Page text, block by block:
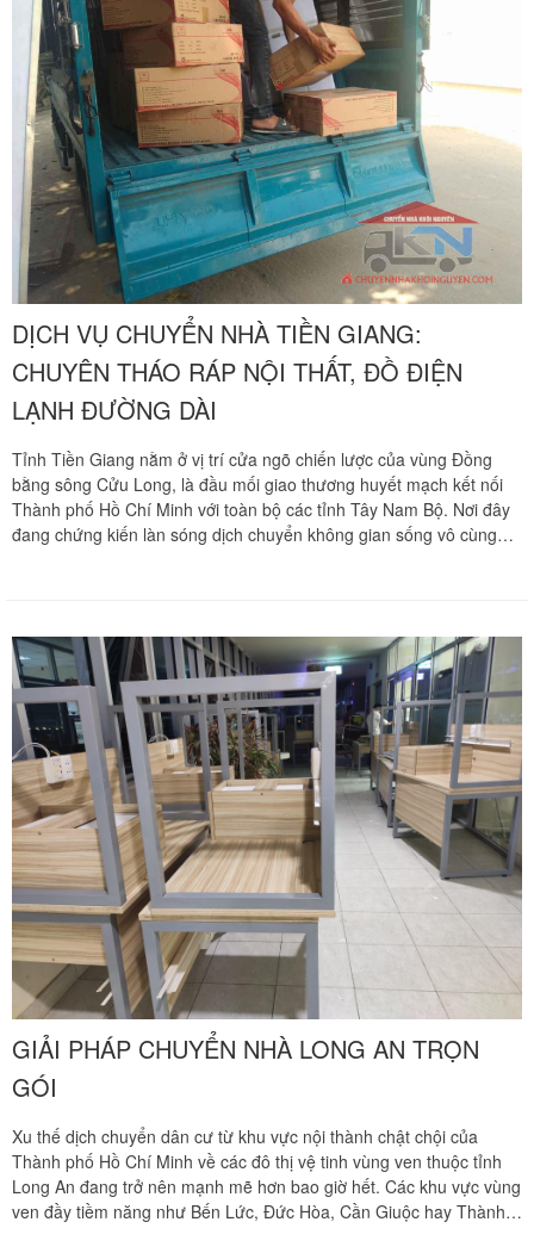
món nội thất gỗ quý và thiết bị điện tử nhạy cảm nếu không có kỹ
thuật bọc lót chuyên sâu và phương án vận tải phù hợp. Chuyển
nhà Khôi Nguyên mang đến phương án chuyển nhà trọn gói liên
tỉnh chuyên nghiệp, tích hợp đội thợ mộc mỹ nghệ và đội xe tải hiện
đại, giúp giải phóng hoàn toàn nỗi lo lắng của gia đình bạn. Quý
khách hàng cần khảo sát thực tế địa hình và nhận báo giá ưu đãi
nhất hãy liên hệ ngay hotline hỗ trợ liên tục $24/7$ qua số 0913
371 378 hoặc 0972 366 628 để nhận tư vấn chu đáo nhất từ đội
ngũ Khôi Nguyên.
DỊCH VỤ CHUYỂN NHÀ TIỀN GIANG:
CHUYÊN THÁO RÁP NỘI THẤT, ĐỒ ĐIỆN
LẠNH ĐƯỜNG DÀI
Tỉnh Tiền Giang nằm ở vị trí cửa ngõ chiến lược của vùng Đồng
bằng sông Cửu Long, là đầu mối giao thương huyết mạch kết nối
Thành phố Hồ Chí Minh với toàn bộ các tỉnh Tây Nam Bộ. Nơi đây
đang chứng kiến làn sóng dịch chuyển không gian sống vô cùng
vận chuyển toàn bộ khối lượng tài sản lớn vượt quãng đường dài
luôn đối mặt với những thử thách khắc nghiệt về an toàn giao thông
đường trường. Những rung chấn cơ học liên tục trên tuyến cao tốc
kết hợp với độ ẩm đặc trưng của vùng sông nước miền Tây rất dễ
gây ra những hư hại đáng tiếc cho các món nội thất gỗ đắt tiền và
thiết bị điện lạnh nhạy cảm nếu không có kỹ thuật bọc lót chuyên
sâu. Chuyển nhà Khôi Nguyên mang đến phương án chuyển nhà
trọn gói liên tỉnh chuyên nghiệp, tích hợp đội thợ mộc mỹ nghệ và
kỹ thuật viên điện lạnh tay nghề cao, giúp giải phóng hoàn toàn nỗi
lo lắng của gia đình bạn. Quý khách hàng cần khảo sát thực tế địa
hình và nhận báo giá ưu đãi nhất hãy liên hệ ngay hotline hỗ trợ
liên tục 24/7 qua số 0913 371 378 hoặc 0972 366 628 để nhận tư
vấn chu đáo nhất từ đội ngũ Khôi Nguyên.
GIẢI PHÁP CHUYỂN NHÀ LONG AN TRỌN
GÓI
Xu thế dịch chuyển dân cư từ khu vực nội thành chật chội của
Thành phố Hồ Chí Minh về các đô thị vệ tinh vùng ven thuộc tỉnh
Long An đang trở nên mạnh mẽ hơn bao giờ hết. Các khu vực vùng
ven đầy tiềm năng như Bến Lức, Đức Hòa, Cần Giuộc hay Thành